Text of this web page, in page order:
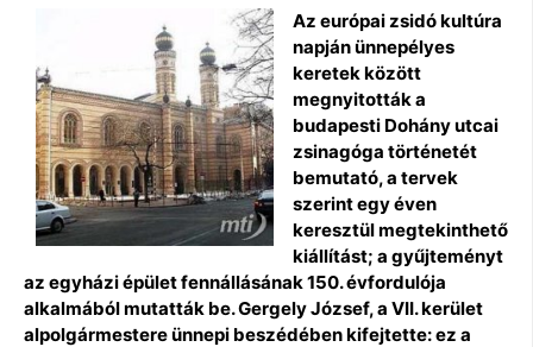
Az európai zsidó kultúra
napján ünnepélyes
keretek között
megnyitották a
budapesti Dohány utcai
zsinagóga történetét
bemutató, a tervek
szerint egy éven
keresztül megtekinthető
kiállítást; a gyűjteményt
az egyházi épület fennállásának 150. évfordulója
alkalmából mutatták be. Gergely József, a VII. kerület
alpolgármestere ünnepi beszédében kifejtette: ez a